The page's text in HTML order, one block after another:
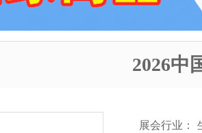
2026中
展会行业：